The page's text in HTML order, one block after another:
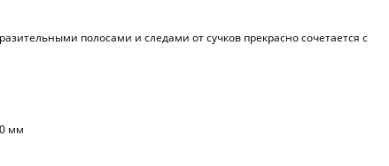
полосами и следами от сучков прекрасно сочетается с
мм